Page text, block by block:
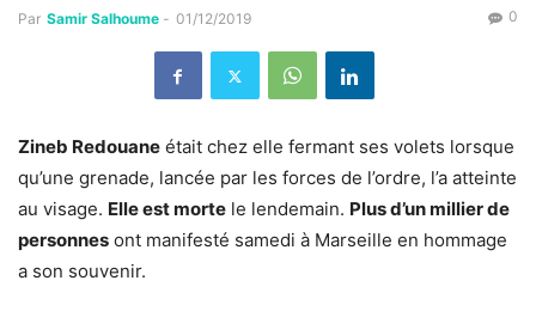
Par Samir Salhoume - 01/12/2019 0
Zineb Redouane était chez elle fermant ses volets lorsque
qu’une grenade, lancée par les forces de l’ordre, l’a atteinte
au visage. Elle est morte le lendemain. Plus d’un millier de
personnes ont manifesté samedi à Marseille en hommage
a son souvenir.